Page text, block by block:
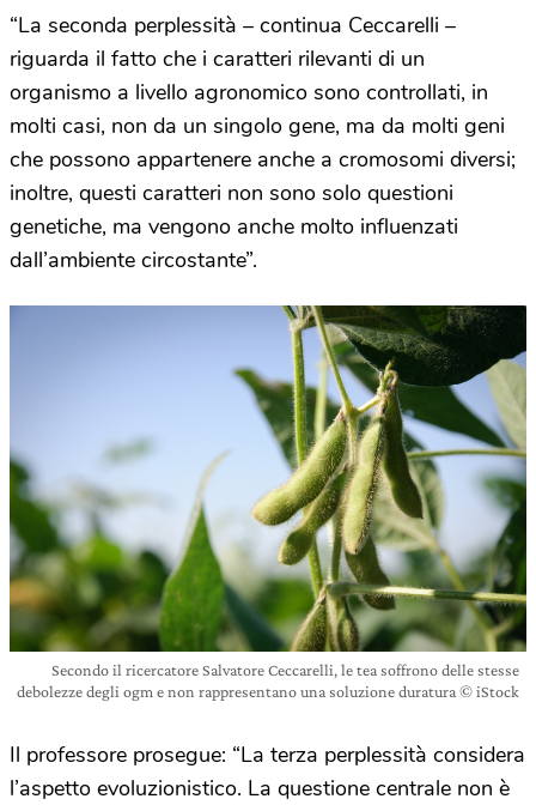
“La seconda perplessità – continua Ceccarelli –
riguarda il fatto che i caratteri rilevanti di un
organismo a livello agronomico sono controllati, in
molti casi, non da un singolo gene, ma da molti geni
che possono appartenere anche a cromosomi diversi;
inoltre, questi caratteri non sono solo questioni
genetiche, ma vengono anche molto influenzati
dall’ambiente circostante”.
Secondo il ricercatore Salvatore Ceccarelli, le tea soffrono delle stesse
debolezze degli ogm e non rappresentano una soluzione duratura © iStock
Il professore prosegue: “La terza perplessità considera
l’aspetto evoluzionistico. La questione centrale non è